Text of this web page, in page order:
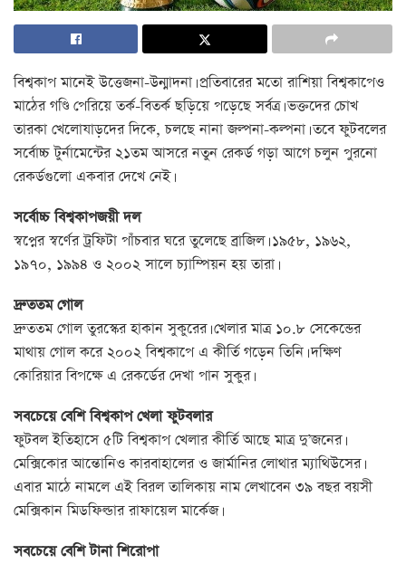
বিশ্বকাপ মানেই উত্তেজনা-উন্মাদনা। প্রতিবারের মতো রাশিয়া বিশ্বকাপেও
মাঠের গণ্ডি পেরিয়ে তর্ক-বিতর্ক ছড়িয়ে পড়েছে সর্বত্র। ভক্তদের চোখ
তারকা খেলোযাড়দের দিকে, চলছে নানা জল্পনা-কল্পনা। তবে ফুটবলের
সর্বোচ্চ টুর্নামেন্টের ২১তম আসরে নতুন রেকর্ড গড়া আগে চলুন পুরনো
রেকর্ডগুলো একবার দেখে নেই।
সর্বোচ্চ বিশ্বকাপজয়ী দল
স্বপ্নের স্বর্ণের ট্রফিটা পাঁচবার ঘরে তুলেছে ব্রাজিল। ১৯৫৮, ১৯৬২,
১৯৭০, ১৯৯৪ ও ২০০২ সালে চ্যাম্পিয়ন হয় তারা।
দ্রুততম গোল
দ্রুততম গোল তুরস্কের হাকান সুকুরের। খেলার মাত্র ১০.৮ সেকেন্ডের
মাথায় গোল করে ২০০২ বিশ্বকাপে এ কীর্তি গড়েন তিনি। দক্ষিণ
কোরিয়ার বিপক্ষে এ রেকর্ডের দেখা পান সুকুর।
সবচেয়ে বেশি বিশ্বকাপ খেলা ফুটবলার
ফুটবল ইতিহাসে ৫টি বিশ্বকাপ খেলার কীর্তি আছে মাত্র দু’জনের।
মেক্সিকোর আন্তোনিও কারবাহালের ও জার্মানির লোথার ম্যাথিউসের।
এবার মাঠে নামলে এই বিরল তালিকায় নাম লেখাবেন ৩৯ বছর বয়সী
মেক্সিকান মিডফিল্ডার রাফায়েল মার্কেজ।
সবচেয়ে বেশি টানা শিরোপা